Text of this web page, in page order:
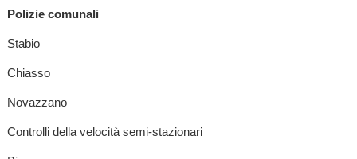
Polizie comunali
Stabio
Chiasso
Novazzano
Controlli della velocità semi-stazionari